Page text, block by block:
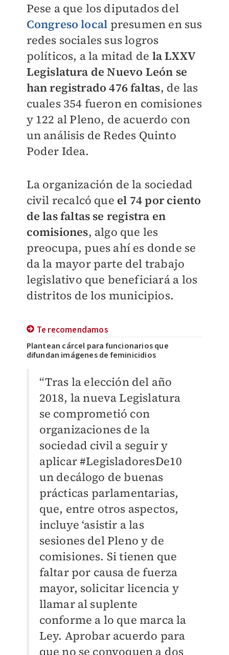
Pese a que los diputados del
Congreso local presumen en sus
redes sociales sus logros
políticos, a la mitad de la LXXV
Legislatura de Nuevo León se
han registrado 476 faltas, de las
cuales 354 fueron en comisiones
y 122 al Pleno, de acuerdo con
un análisis de Redes Quinto
Poder Idea.
La organización de la sociedad
civil recalcó que el 74 por ciento
de las faltas se registra en
comisiones, algo que les
preocupa, pues ahí es donde se
da la mayor parte del trabajo
legislativo que beneficiará a los
distritos de los municipios.
Te recomendamos
Plantean cárcel para funcionarios que
difundan imágenes de feminicidios
“Tras la elección del año
2018, la nueva Legislatura
se comprometió con
organizaciones de la
sociedad civil a seguir y
aplicar #LegisladoresDe10
un decálogo de buenas
prácticas parlamentarias,
que, entre otros aspectos,
incluye ‘asistir a las
sesiones del Pleno y de
comisiones. Si tienen que
faltar por causa de fuerza
mayor, solicitar licencia y
llamar al suplente
conforme a lo que marca la
Ley. Aprobar acuerdo para
que no se convoquen a dos